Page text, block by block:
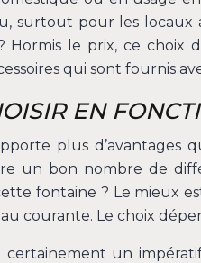
surtout pour les
Hormis le prix, ce choix
qui sont fournis
EN
plus d’avantages
un bon nombre de
fontaine ? Le mieux
courante. Le choix
certainement un